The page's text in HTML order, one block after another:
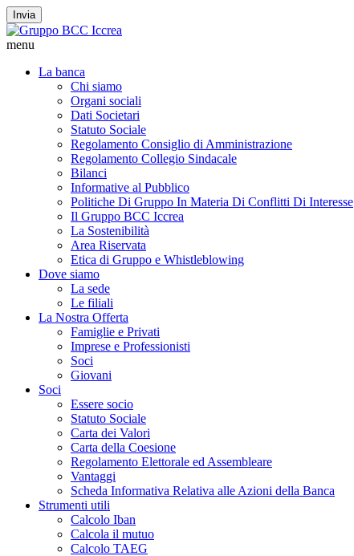
Invia
menu
La banca
Chi siamo
Organi sociali
Dati Societari
Statuto Sociale
Regolamento Consiglio di Amministrazione
Regolamento Collegio Sindacale
Bilanci
Informative al Pubblico
Politiche Di Gruppo In Materia Di Conflitti Di Interesse
Il Gruppo BCC Iccrea
La Sostenibilità
Area Riservata
Etica di Gruppo e Whistleblowing
Dove siamo
La sede
Le filiali
La Nostra Offerta
Famiglie e Privati
Imprese e Professionisti
Soci
Giovani
Soci
Essere socio
Statuto Sociale
Carta dei Valori
Carta della Coesione
Regolamento Elettorale ed Assembleare
Vantaggi
Scheda Informativa Relativa alle Azioni della Banca
Strumenti utili
Calcolo Iban
Calcola il mutuo
Calcolo TAEG